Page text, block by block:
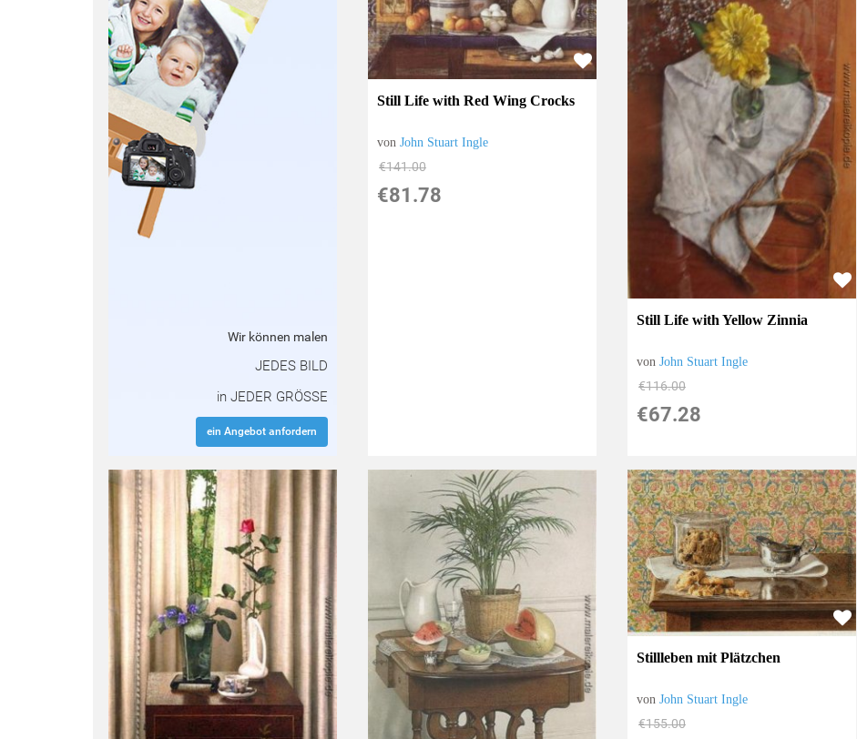
Wir können malen
JEDES BILD
in JEDER GRÖSSE
ein Angebot anfordern
Still Life with Red Wing Crocks
vonJohn Stuart Ingle
€141.00
€81.78
Still Life with Yellow Zinnia
vonJohn Stuart Ingle
€116.00
€67.28
Stillleben mit Plätzchen
vonJohn Stuart Ingle
€155.00